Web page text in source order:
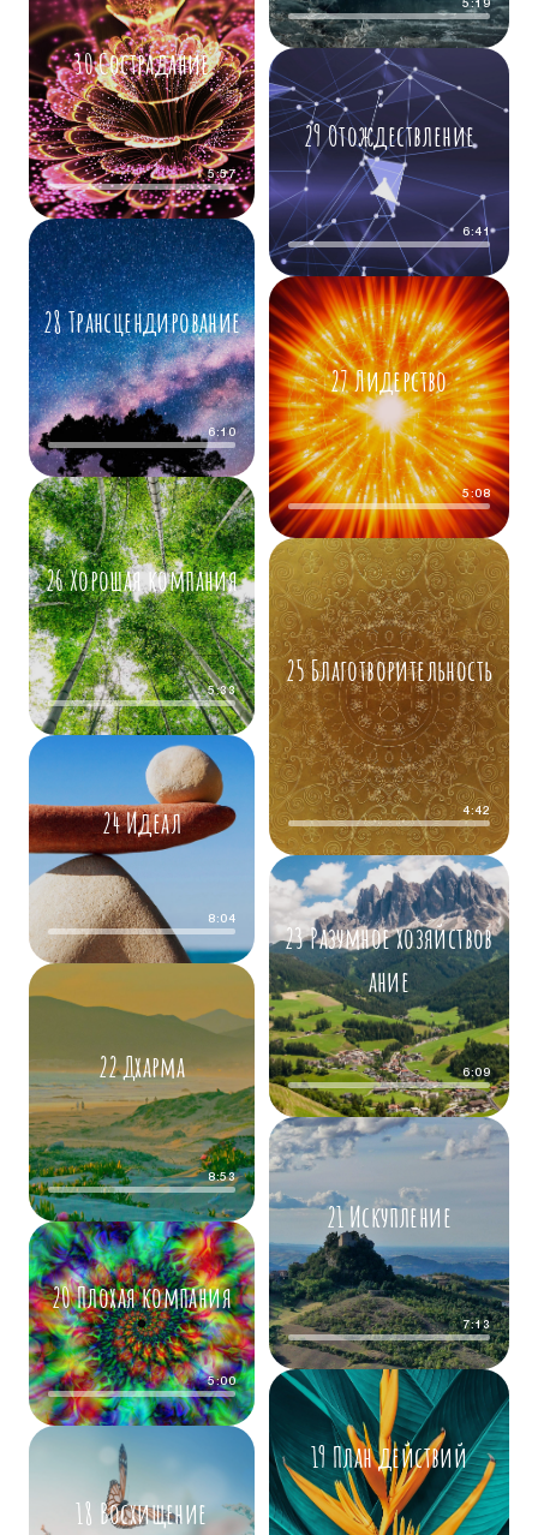
30 Сострадание
5:57
28 Трансцендирование
6:10
26 Хорошая компания
5:33
24 Идеал
8:04
22 Дхарма
8:53
20 Плохая компания
5:00
18 Восхищение
5:19
29 Отождествление
6:41
27 Лидерство
5:08
25 Благотворительность
4:42
23 Разумное хозяйствов
ание
6:09
21 Искупление
7:13
19 План действий